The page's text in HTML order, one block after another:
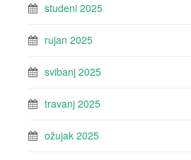
studeni 2025
rujan 2025
svibanj 2025
travanj 2025
ožujak 2025